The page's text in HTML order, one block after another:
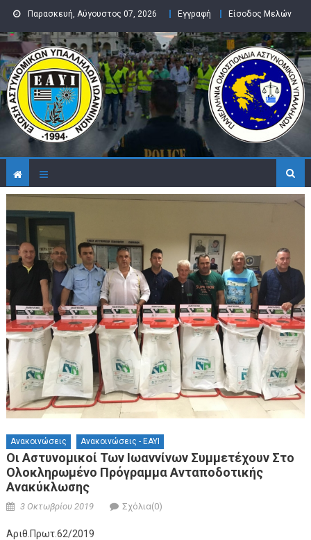
Skip to content
Παρασκευή, Αύγουστος 07, 2026 Εγγραφή Είσοδος Μελών
Ανακοινώσεις Ανακοινώσεις - ΕΑΥΙ
Οι Αστυνομικοί Των Ιωαννίνων Συμμετέχουν Στο
Ολοκληρωμένο Πρόγραμμα Ανταποδοτικής
Ανακύκλωσης
Posted on
3 Οκτωβρίου 2019 AuthorΣχόλια(0)
Αριθ.Πρωτ.62/2019